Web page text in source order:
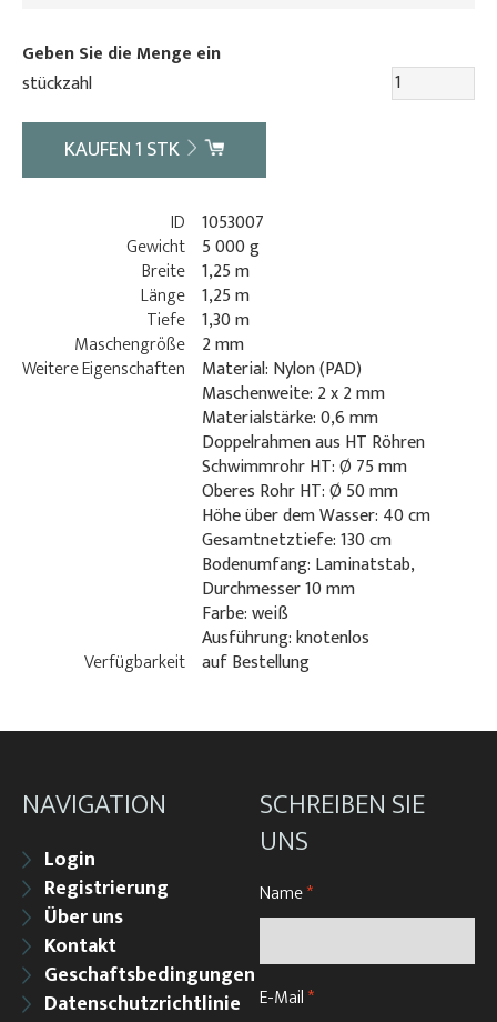
Geben Sie die Menge ein
stückzahl
KAUFEN1 STK
ID 1053007
Gewicht 5 000 g
Breite 1,25 m
Länge 1,25 m
Tiefe 1,30 m
Maschengröße 2 mm
Weitere Eigenschaften
Material: Nylon (PAD)
Maschenweite: 2 x 2 mm
Materialstärke: 0,6 mm
Doppelrahmen aus HT Röhren
Schwimmrohr HT: Ø 75 mm
Oberes Rohr HT: Ø 50 mm
Höhe über dem Wasser: 40 cm
Gesamtnetztiefe: 130 cm
Bodenumfang: Laminatstab,
Durchmesser 10 mm
Farbe: weiß
Ausführung: knotenlos
Verfügbarkeit auf Bestellung
NAVIGATION
Login
Registrierung
Über uns
Kontakt
Geschaftsbedingungen
Datenschutzrichtlinie
SCHREIBEN SIE
UNS
Name*
E-Mail*